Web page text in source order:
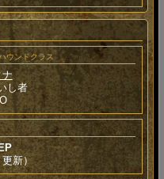
ウンドクラス
ナ
し者
新）